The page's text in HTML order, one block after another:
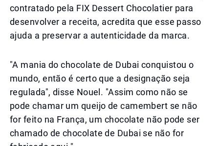
contratado pela FIX Dessert Chocolatier para
desenvolver a receita, acredita que esse passo
ajuda a preservar a autenticidade da marca.
"A mania do chocolate de Dubai conquistou o
mundo, então é certo que a designação seja
regulada", disse Nouel. "Assim como não se
pode chamar um queijo de camembert se não
for feito na França, um chocolate não pode ser
chamado de chocolate de Dubai se não for